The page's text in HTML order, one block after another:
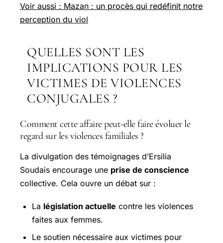
Voir aussi : Mazan : un procès qui redéfinit notre
perception du viol
QUELLES SONT LES
IMPLICATIONS POUR LES
VICTIMES DE VIOLENCES
CONJUGALES ?
Comment cette affaire peut-elle faire évoluer le
regard sur les violences familiales ?
La divulgation des témoignages d’Ersilia
Soudais encourage une prise de conscience
collective. Cela ouvre un débat sur :
La législation actuelle contre les violences
faites aux femmes.
Le soutien nécessaire aux victimes pour